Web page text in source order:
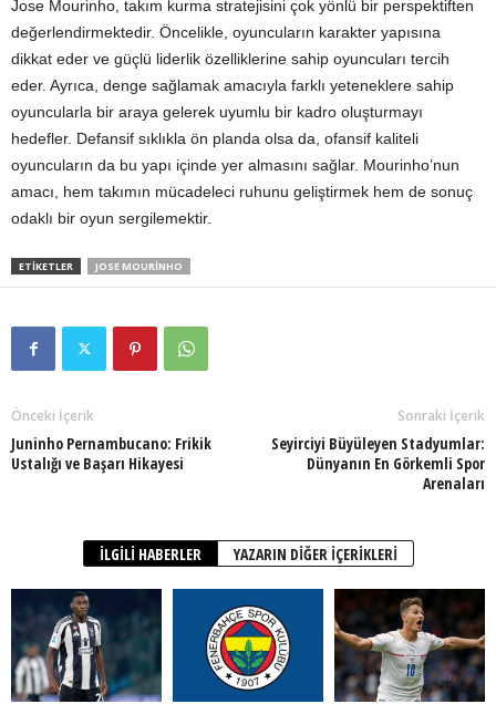
Jose Mourinho, takım kurma stratejisini çok yönlü bir perspektiften
değerlendirmektedir. Öncelikle, oyuncuların karakter yapısına
dikkat eder ve güçlü liderlik özelliklerine sahip oyuncuları tercih
eder. Ayrıca, denge sağlamak amacıyla farklı yeteneklere sahip
oyuncularla bir araya gelerek uyumlu bir kadro oluşturmayı
hedefler. Defansif sıklıkla ön planda olsa da, ofansif kaliteli
oyuncuların da bu yapı içinde yer almasını sağlar. Mourinho’nun
amacı, hem takımın mücadeleci ruhunu geliştirmek hem de sonuç
odaklı bir oyun sergilemektir.
ETIKETLER JOSE MOURINHO
Önceki İçerik
Juninho Pernambucano: Frikik
Ustalığı ve Başarı Hikayesi
Sonraki İçerik
Seyirciyi Büyüleyen Stadyumlar:
Dünyanın En Görkemli Spor
Arenaları
İLGILI HABERLER YAZARIN DIĞER İÇERIKLERI